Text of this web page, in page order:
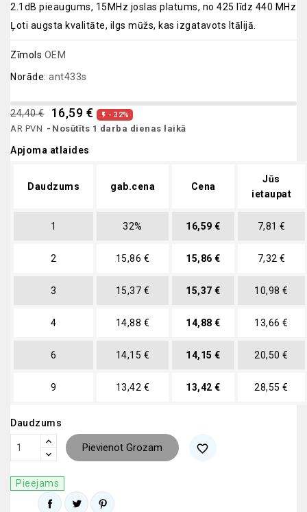
2.1dB pieaugums, 15MHz joslas platums, no 425 līdz 440 MHz
Ļoti augsta kvalitāte, ilgs mūžs, kas izgatavots Itālijā.
Zīmols OEM
Norāde: ant433s
24,40 € 16,59 €  - 32%
AR PVN Nosūtīts 1 darba dienas laikā
Apjoma atlaides
Daudzums gab.cena Cena
Jūs
ietaupat
1 32% 16,59 € 7,81 €
2 15,86 € 15,86 € 7,32 €
3 15,37 € 15,37 € 10,98 €
4 14,88 € 14,88 € 13,66 €
6 14,15 € 14,15 € 20,50 €
9 13,42 € 13,42 € 28,55 €
Daudzums
Pievienot Grozam favorite_border
Pieejams